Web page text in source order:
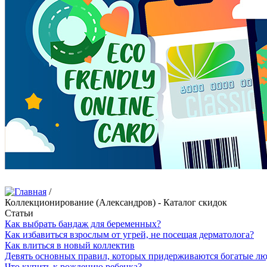
/
Коллекционирование (Александров) - Каталог скидок
Статьи
Как выбрать бандаж для беременных?
Как избавиться взрослым от угрей, не посещая дерматолога?
Как влиться в новый коллектив
Девять основных правил, которых придерживаются богатые